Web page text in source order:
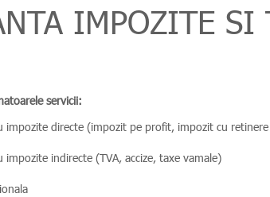
IMPOZITE SI
servicii:
impozite directe (impozit pe profit, impozit cu retinere
indirecte (TVA, accize, taxe vamale)